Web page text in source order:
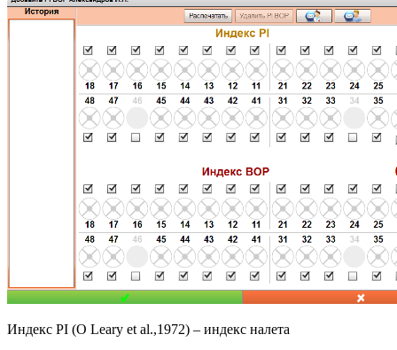
Индекс PI (O Leary et al.,1972) – индекс налета